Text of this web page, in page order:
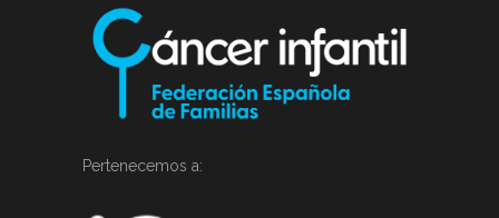
Pertenecemos a: